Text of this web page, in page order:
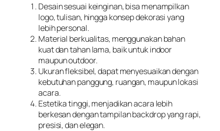
Desain sesuai keinginan, bisa menampilkan
logo, tulisan, hingga konsep dekorasi yang
lebih personal.
Material berkualitas, menggunakan bahan
kuat dan tahan lama, baik untuk indoor
maupun outdoor.
Ukuran fleksibel, dapat menyesuaikan dengan
kebutuhan panggung, ruangan, maupun lokasi
acara.
Estetika tinggi, menjadikan acara lebih
berkesan dengan tampilan backdrop yang rapi,
presisi, dan elegan.